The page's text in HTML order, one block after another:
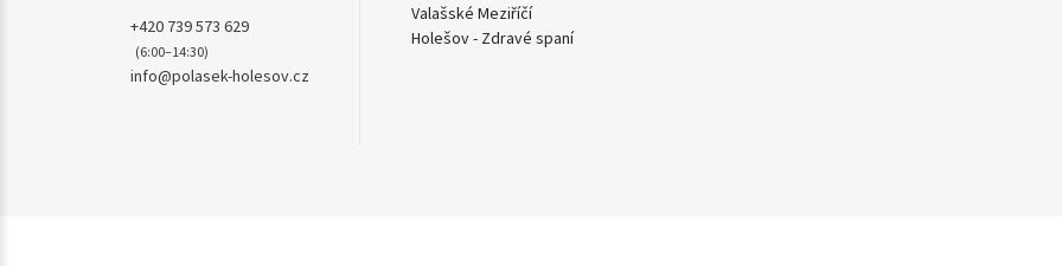
+420 739 573 629
(6:00–14:30)
info@polasek-holesov.cz
Valašské Meziříčí
Holešov - Zdravé spaní